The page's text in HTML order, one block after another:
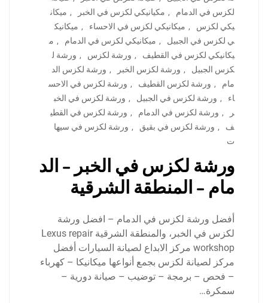
لكزس في الدمام
, مكيانيكي لكزس في الخبر , ميكان
يكي لكزس
, ميكانيكي لكزس في الاحساء , ميكانيك
ي لكزس في الجبيل
, ميكانيكي لكزس في الدمام , م
يكانيكي لكزس في القطيف
, ورشة لكزس , ورشة ل
كزس الجبيل
, ورشة لكزس الخبر , ورشة لكزس الد
مام
, ورشة لكزس القطيف , ورشة لكزس في الاحس
اء
, ورشة لكزس في الجبيل , ورشة لكزس في الخب
ر
, ورشة لكزس في الدمام , ورشة لكزس في القطي
ف
, ورشة لكزس في بقيق , ورشة لكزس في سيها
ت
ورشة لكزس في الخبر – الد
مام – المنطقة الشرقية
أفضل ورشة لكزس في الدمام – افضل ورشة
لكزس في الخبر، والمنطقة الشرقية Lexus repair
workshop مركز الابداع لصيانة السيارات أفضل
مركز لصيانة لكزس بجمع أنواعها ميكانيكا – كهرباء
– فحص – برمجة – توضيب – صيانة دورية –
سمكرة…